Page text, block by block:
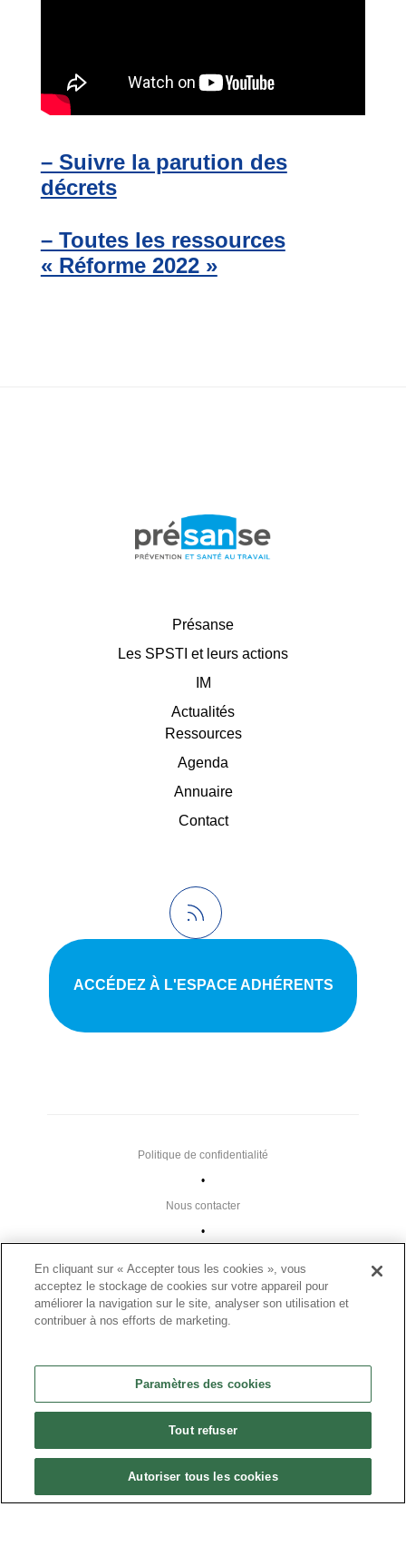
– Suivre la parution des
décrets
– Toutes les ressources
« Réforme 2022 »
Présanse
Les SPSTI et leurs actions
IM
Actualités
Ressources
Agenda
Annuaire
Contact
ACCÉDEZ À L'ESPACE ADHÉRENTS
Plan du site
•
•
Nous contacter
•
Politique de confidentialité
•
CGU
•
FAQ
En cliquant sur « Accepter tous les cookies », vous
acceptez le stockage de cookies sur votre appareil pour
améliorer la navigation sur le site, analyser son utilisation et
contribuer à nos efforts de marketing.
Paramètres des cookies
Tout refuser
Autoriser tous les cookies